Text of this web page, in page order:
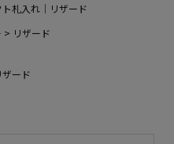
ト札入れ｜リザード
リザード
ード